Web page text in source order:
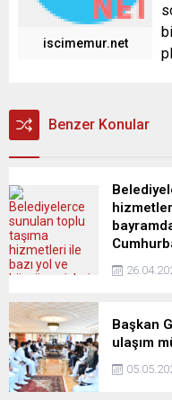
iscimemur.net
Benzer Konular
Başkan
ulaşım